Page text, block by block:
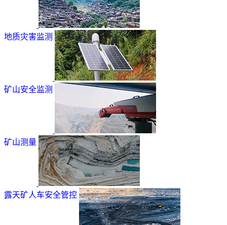
地质灾害监测
矿山安全监测
矿山测量
露天矿人车安全管控